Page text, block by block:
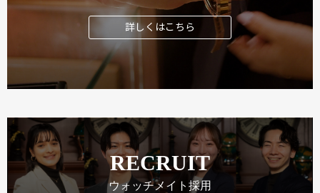
詳しくはこちら
RECRUIT
ウォッチメイト採用